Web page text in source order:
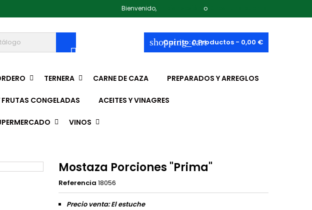
Bienvenido, o
shopping_cart
Carrito:0Productos - 0,00 €

TERNERA CARNE DE CAZA PREPARADOS Y ARREGLOS
FRUTAS CONGELADAS ACEITES Y VINAGRES
VINOS
Mostaza Porciones "Prima"
Referencia 18056
Precio venta: El estuche